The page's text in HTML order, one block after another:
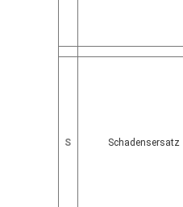
S Schadensersatz